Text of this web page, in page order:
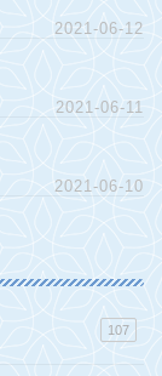
2021-06-12
2021-06-11
2021-06-10
107